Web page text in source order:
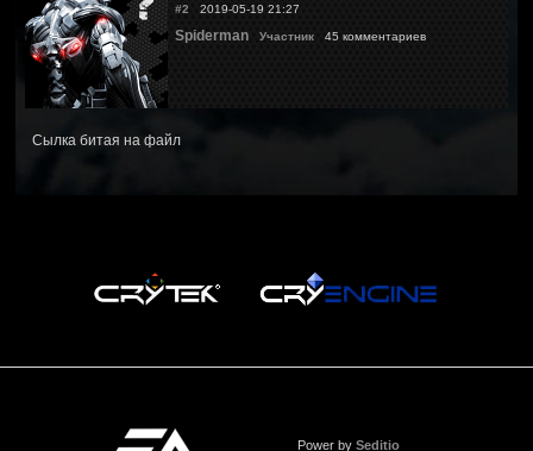
#2 2019-05-19 21:27
Spiderman Участник 45 комментариев
Сылка битая на файл
Power by Seditio